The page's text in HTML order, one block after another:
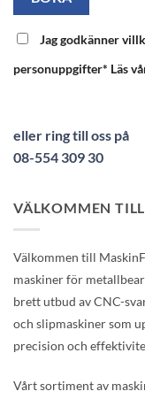
Jag godkänner
personuppgifter* Läs
eller ring till oss på
08-554 309 30
VÄLKOMMEN TILL
Välkommen till
maskiner för
brett utbud av CNC-
och slipmaskiner som
precision och
Vårt sortiment av